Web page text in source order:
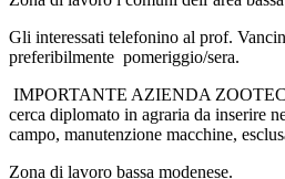
Gli interessati telefonino al prof.
preferibilmente pomeriggio/sera.
IMPORTANTE AZIENDA
cerca diplomato in agraria da inserire
campo, manutenzione macchine,
Zona di lavoro bassa modenese.